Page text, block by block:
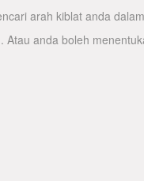
arah kiblat anda
Atau anda boleh